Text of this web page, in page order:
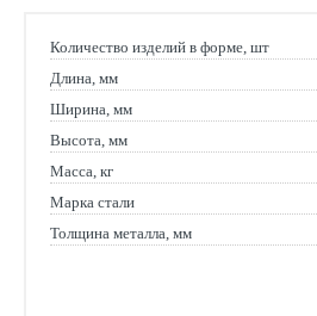
Количество изделий в форме, шт
Длина, мм
Ширина, мм
Высота, мм
Масса, кг
Марка стали
Толщина металла, мм